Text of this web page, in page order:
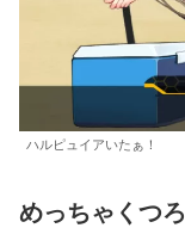
ハルピュイアいたぁ！
めっちゃくつ